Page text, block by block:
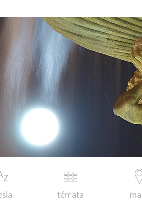
témata